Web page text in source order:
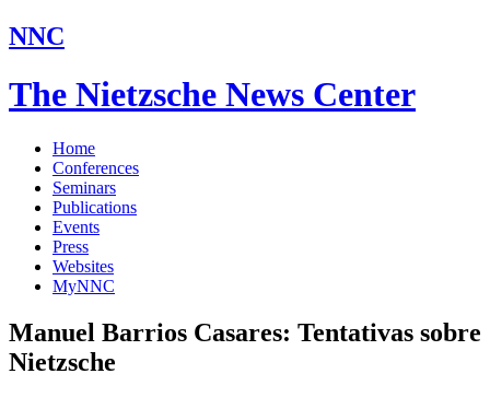
NNC
The Nietzsche News Center
Home
Conferences
Seminars
Publications
Events
Press
Websites
MyNNC
Manuel Barrios Casares: Tentativas sobre
Nietzsche